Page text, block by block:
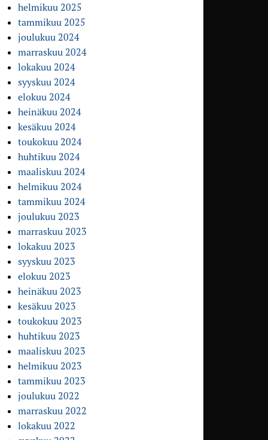
helmikuu 2025
tammikuu 2025
joulukuu 2024
marraskuu 2024
lokakuu 2024
syyskuu 2024
elokuu 2024
heinäkuu 2024
kesäkuu 2024
toukokuu 2024
huhtikuu 2024
maaliskuu 2024
helmikuu 2024
tammikuu 2024
joulukuu 2023
marraskuu 2023
lokakuu 2023
syyskuu 2023
elokuu 2023
heinäkuu 2023
kesäkuu 2023
toukokuu 2023
huhtikuu 2023
maaliskuu 2023
helmikuu 2023
tammikuu 2023
joulukuu 2022
marraskuu 2022
lokakuu 2022